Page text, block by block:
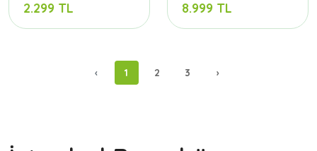
2.299 TL 8.999 TL
‹ 1 2 3 ›